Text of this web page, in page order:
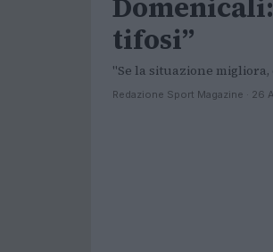
tifosi”
"Se la situazione
Redazione Sport Magazine · 26